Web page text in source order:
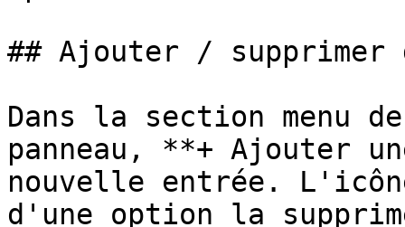
## Ajouter / supprimer
Dans la section menu
panneau, **+ Ajouter
nouvelle entrée.
d'une option la